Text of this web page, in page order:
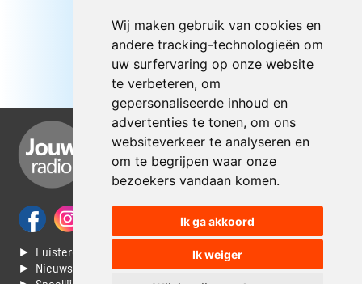
Wij maken gebruik van cookies en
andere tracking-technologieën om
uw surfervaring op onze website
te verbeteren, om
gepersonaliseerde inhoud en
advertenties te tonen, om ons
websiteverkeer te analyseren en
om te begrijpen waar onze
bezoekers vandaan komen.
Ik ga akkoord
Ik weiger
► Luisteren naar Jouwradio
► Nieuws